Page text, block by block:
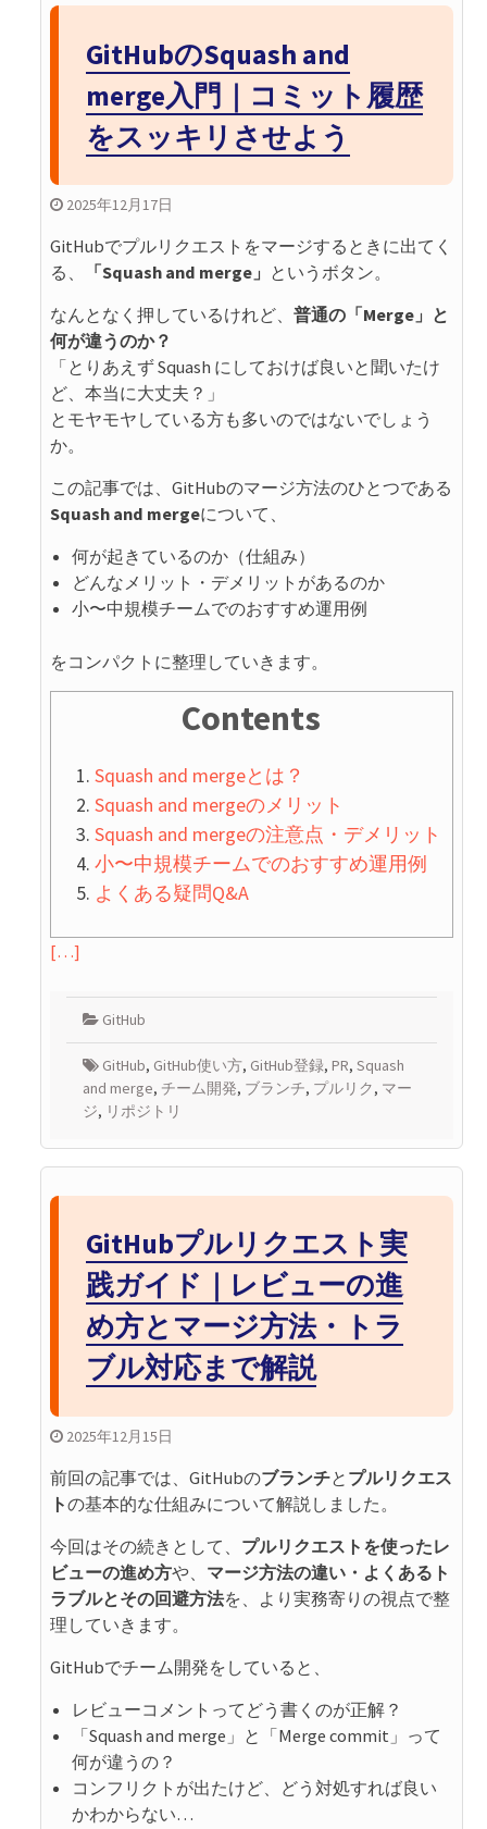
GitHubのSquash and
merge入門｜コミット履歴
をスッキリさせよう
2025年12月17日
GitHubでプルリクエストをマージするときに出てく
る、
「Squash and merge」 というボタン。
なんとなく押しているけれど、 普通の「Merge」と
何が違うのか？
「とりあえず Squash にしておけば良いと聞いたけ
ど、本当に大丈夫？」
とモヤモヤしている方も多いのではないでしょう
か。
この記事では、GitHubのマージ方法のひとつである
Squash and mergeについて、
何が起きているのか（仕組み）
どんなメリット・デメリットがあるのか
小〜中規模チームでのおすすめ運用例
をコンパクトに整理していきます。
Contents
Squash and mergeとは？
Squash and mergeのメリット
Squash and mergeの注意点・デメリット
小〜中規模チームでのおすすめ運用例
よくある疑問Q&A
[…]
GitHub
GitHub, GitHub使い方, GitHub登録, PR, Squash
and merge, チーム開発, ブランチ, プルリク, マー
ジ, リポジトリ
GitHubプルリクエスト実
践ガイド｜レビューの進
め方とマージ方法・トラ
ブル対応まで解説
2025年12月15日
前回の記事では、GitHubのブランチと プルリクエス
トの基本的な仕組みについて解説しました。
今回はその続きとして、 プルリクエストを使ったレ
ビューの進め方や、 マージ方法の違い・よくあるト
ラブルとその回避方法を、より実務寄りの視点で整
理していきます。
GitHubでチーム開発をしていると、
レビューコメントってどう書くのが正解？
「Squash and merge」と「Merge commit」って
何が違うの？
コンフリクトが出たけど、どう対処すれば良い
かわからない…